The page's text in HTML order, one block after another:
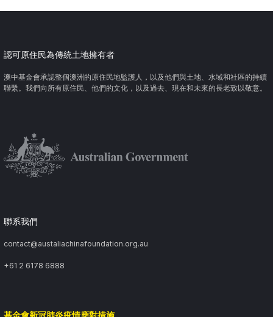
認可原住民為傳統土地擁有者
澳中基金會承認整個澳洲的原住民地監護人，以及他們與土地、水域和社區的持續
聯繫。我們向所有原住民、他們的文化，以及過去、現在和未來的長老致以敬意。
聯系我們
contact@austaliachinafoundation.org.au
+61 2 6178 6888